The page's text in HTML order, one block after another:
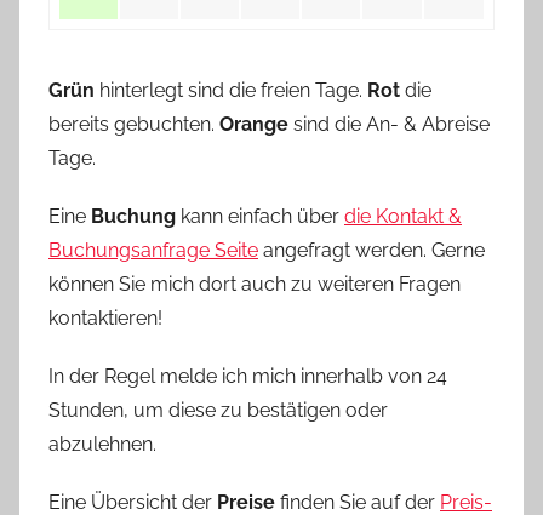
Grün hinterlegt sind die freien Tage. Rot die
bereits gebuchten. Orange sind die An- & Abreise
Tage.
Eine Buchung kann einfach über die Kontakt &
Buchungsanfrage Seite angefragt werden. Gerne
können Sie mich dort auch zu weiteren Fragen
kontaktieren!
In der Regel melde ich mich innerhalb von 24
Stunden, um diese zu bestätigen oder
abzulehnen.
Eine Übersicht der Preise finden Sie auf der Preis-